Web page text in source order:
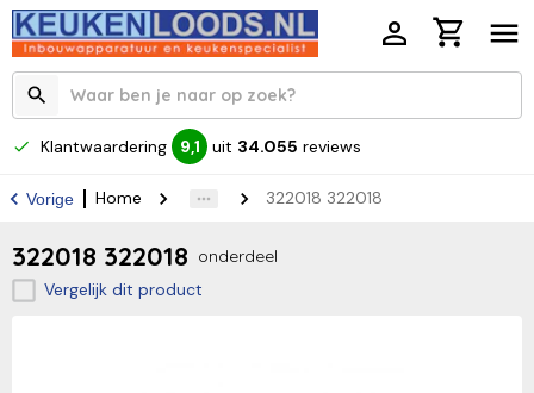
Klantwaardering 9,1 uit 34.055 reviews
Vorige Home 322018 322018
322018 322018 onderdeel
Vergelijk dit product